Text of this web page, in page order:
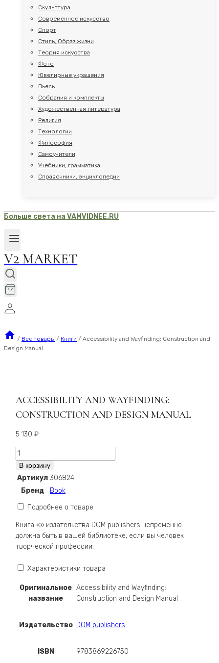
Скульптура
Современное искусство
Спорт
Стиль, Образ жизни
Теория искусства
Фото
Ювелирные украшения
Пьесы
Собрания и комплекты
Художественная литература
Религия
Технологии
Философия
Самоучители
Учебники, грамматика
Справочники, энциклопедии
Больше света на VAMVIDNEE.RU
V2 MARKET
/ Все товары / Книги / Accessibility and Wayfinding: Construction and
Design Manual
ACCESSIBILITY AND WAYFINDING:
CONSTRUCTION AND DESIGN MANUAL
5 130 ₽
Количество
Accessibility
and
Wayfinding:
Construction
and
Manual
В корзину
Артикул 306824
Бренд
Book
Подробнее о товаре
Книга «» издательства DOM publishers непременно
должна быть в вашей библиотеке, если вы человек
творческой профессии.
Характеристики товара
Оригинальное
название
Accessibility and Wayfinding:
Construction and Design Manual
Издательство DOM publishers
ISBN 9783869226750